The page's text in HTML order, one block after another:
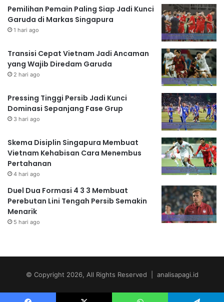
Pemilihan Pemain Paling Siap Jadi Kunci
Garuda di Markas Singapura
1 hari ago
Transisi Cepat Vietnam Jadi Ancaman
yang Wajib Diredam Garuda
2 hari ago
Pressing Tinggi Persib Jadi Kunci
Dominasi Sepanjang Fase Grup
3 hari ago
Skema Disiplin Singapura Membuat
Vietnam Kehabisan Cara Menembus
Pertahanan
4 hari ago
Duel Dua Formasi 4 3 3 Membuat
Perebutan Lini Tengah Persib Semakin
Menarik
5 hari ago
© Copyright 2026, All Rights Reserved | analisapagi.id